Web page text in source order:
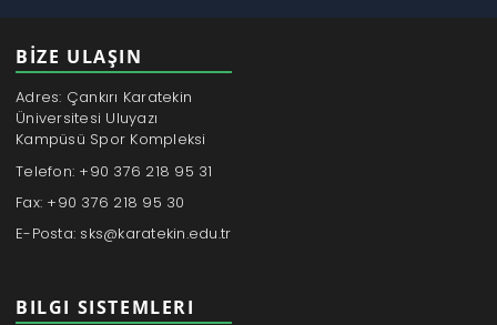
BİZE ULAŞIN
Adres: Çankırı Karatekin
Üniversitesi Uluyazı
Kampüsü Spor Kompleksi
Telefon: +90 376 218 95 31
Fax: +90 376 218 95 30
E-Posta: sks@karatekin.edu.tr
BILGI SISTEMLERI